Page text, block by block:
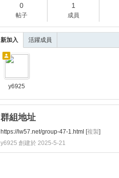
0
帖子
1
成員
新加入 活躍成員
y6925
群組地址
https://lw57.net/group-47-1.html [複製]
y6925 創建於 2025-5-21